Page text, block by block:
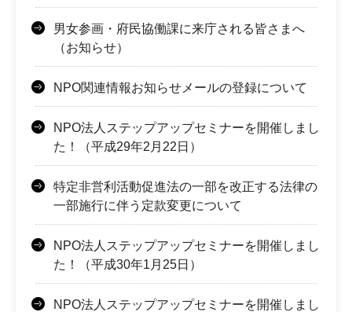
男女参画・府民協働課に来庁される皆さまへ
（お知らせ）
NPO関連情報お知らせメールの登録について
NPO法人ステップアップセミナーを開催しまし
た！（平成29年2月22日）
特定非営利活動促進法の一部を改正する法律の
一部施行に伴う定款変更について
NPO法人ステップアップセミナーを開催しまし
た！（平成30年1月25日）
NPO法人ステップアップセミナーを開催しまし